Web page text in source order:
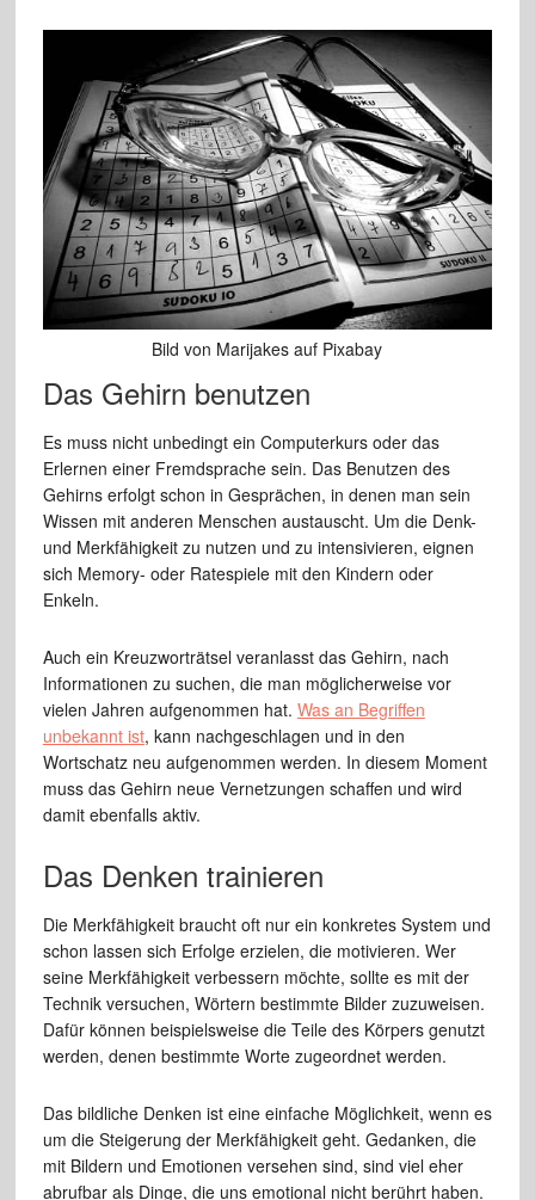
Bild von Marijakes auf Pixabay
Das Gehirn benutzen
Es muss nicht unbedingt ein Computerkurs oder das
Erlernen einer Fremdsprache sein. Das Benutzen des
Gehirns erfolgt schon in Gesprächen, in denen man sein
Wissen mit anderen Menschen austauscht. Um die Denk-
und Merkfähigkeit zu nutzen und zu intensivieren, eignen
sich Memory- oder Ratespiele mit den Kindern oder
Enkeln.
Auch ein Kreuzworträtsel veranlasst das Gehirn, nach
Informationen zu suchen, die man möglicherweise vor
vielen Jahren aufgenommen hat. Was an Begriffen
unbekannt ist, kann nachgeschlagen und in den
Wortschatz neu aufgenommen werden. In diesem Moment
muss das Gehirn neue Vernetzungen schaffen und wird
damit ebenfalls aktiv.
Das Denken trainieren
Die Merkfähigkeit braucht oft nur ein konkretes System und
schon lassen sich Erfolge erzielen, die motivieren. Wer
seine Merkfähigkeit verbessern möchte, sollte es mit der
Technik versuchen, Wörtern bestimmte Bilder zuzuweisen.
Dafür können beispielsweise die Teile des Körpers genutzt
werden, denen bestimmte Worte zugeordnet werden.
Das bildliche Denken ist eine einfache Möglichkeit, wenn es
um die Steigerung der Merkfähigkeit geht. Gedanken, die
mit Bildern und Emotionen versehen sind, sind viel eher
abrufbar als Dinge, die uns emotional nicht berührt haben.